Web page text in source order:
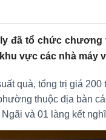
đã tổ chức
vực các nhà máy
quà, tổng trị giá
thuộc địa bàn
và 01 làng kết